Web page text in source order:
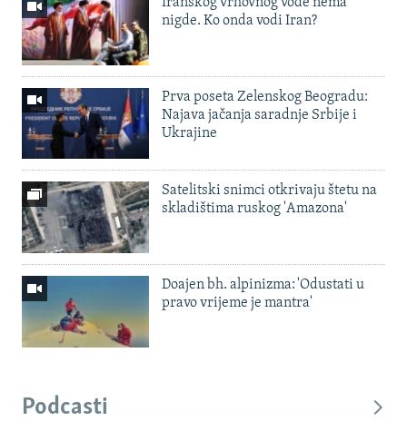
nigde. Ko onda vodi Iran?
Prva poseta Zelenskog Beogradu:
Najava jačanja saradnje Srbije i
Ukrajine
Satelitski snimci otkrivaju štetu na
skladištima ruskog 'Amazona'
Doajen bh. alpinizma: 'Odustati u
pravo vrijeme je mantra'
Podcasti